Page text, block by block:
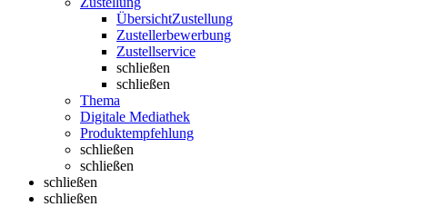
ÜbersichtZustellung
Zustellerbewerbung
Zustellservice
schließen
schließen
Thema
Digitale Mediathek
Produktempfehlung
schließen
schließen
schließen
schließen